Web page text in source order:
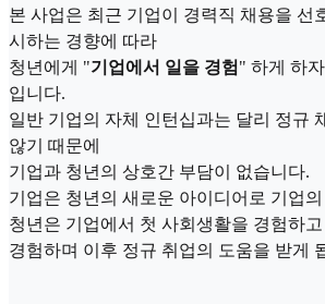
본 사업은 최근 기업이 경력직 채용을 선
시하는 경향에 따라
청년에게 "기업에서 일을 경험 " 하게 하
입니다.
일반 기업의 자체 인턴십과는 달리 정규
않기 때문에
기업과 청년의 상호간 부담이 없습니다.
기업은 청년의 새로운 아이디어로 기업
청년은 기업에서 첫 사회생활을 경험하
경험하며 이후 정규 취업의 도움을 받게